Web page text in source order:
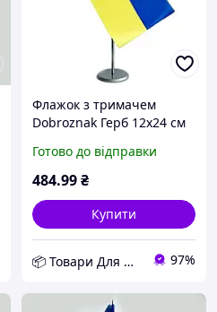
Флажок з тримачем
Dobroznak Герб 12х24 см
2026
Готово до відправки
484.99₴
Купити
📦 Товари Для Дому 97%